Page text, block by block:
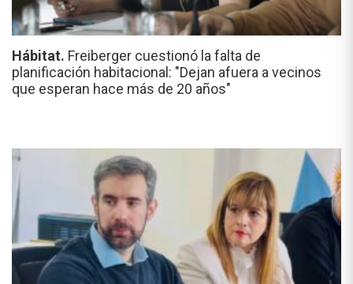
Hábitat. Freiberger cuestionó la falta de
planificación habitacional: "Dejan afuera a vecinos
que esperan hace más de 20 años"